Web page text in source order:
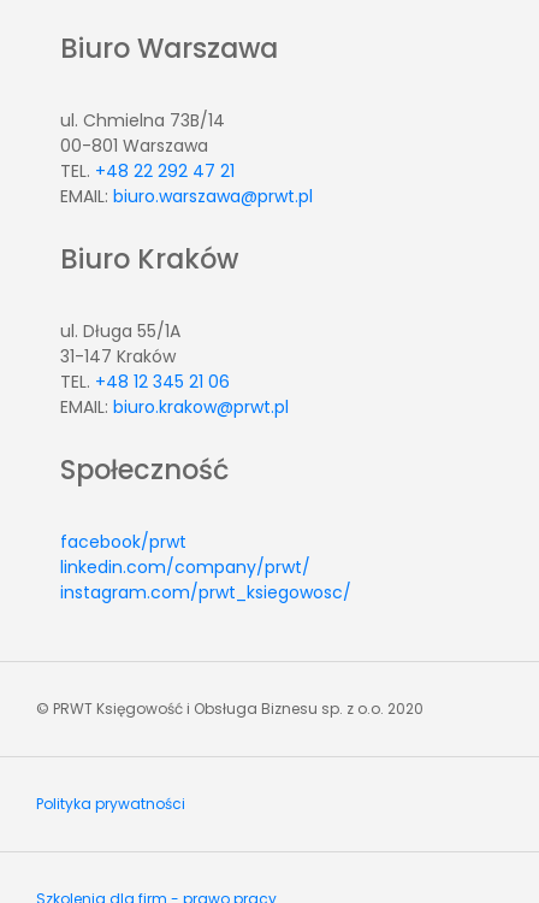
Biuro Warszawa
ul. Chmielna 73B/14
00-801 Warszawa
TEL. +48 22 292 47 21
EMAIL: biuro.warszawa@prwt.pl
Biuro Kraków
ul. Długa 55/1A
31-147 Kraków
TEL. +48 12 345 21 06
EMAIL: biuro.krakow@prwt.pl
Społeczność
facebook/prwt
linkedin.com/company/prwt/
instagram.com/prwt_ksiegowosc/
© PRWT Księgowość i Obsługa Biznesu sp. z o.o. 2020
Polityka prywatności